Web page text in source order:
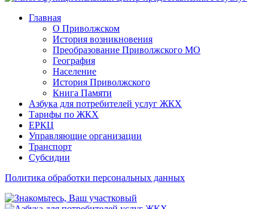
Главная
О Приволжском
История возникновения
Преобразование Приволжского МО
География
Население
История Приволжского
Книга Памяти
Азбука для потребителей услуг ЖКХ
Тарифы по ЖКХ
ЕРКЦ
Управляющие организации
Транспорт
Субсидии
Политика обработки персональных данных